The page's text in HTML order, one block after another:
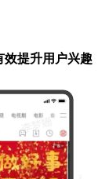
效提升用户兴趣